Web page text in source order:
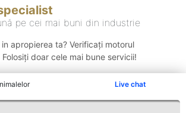
Live chat
pe cei mai buni din industrie
apropierea ta? Verificați motorul
doar cele mai bune servicii!